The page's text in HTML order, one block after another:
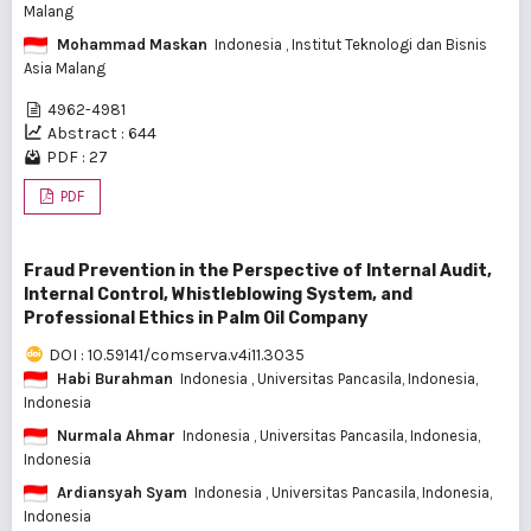
Malang
Mohammad Maskan Indonesia , Institut Teknologi dan Bisnis
Asia Malang
4962-4981
Abstract : 644
PDF : 27
PDF
Fraud Prevention in the Perspective of Internal Audit,
Internal Control, Whistleblowing System, and
Professional Ethics in Palm Oil Company
DOI : 10.59141/comserva.v4i11.3035
Habi Burahman Indonesia , Universitas Pancasila, Indonesia,
Indonesia
Nurmala Ahmar Indonesia , Universitas Pancasila, Indonesia,
Indonesia
Ardiansyah Syam Indonesia , Universitas Pancasila, Indonesia,
Indonesia